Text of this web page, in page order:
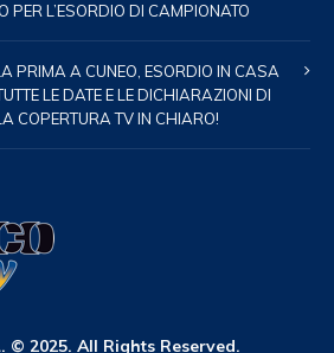
PER L’ESORDIO DI CAMPIONATO
PRIMA A CUNEO, ESORDIO IN CASA
LE DATE E LE DICHIARAZIONI DI
COPERTURA TV IN CHIARO!
© 2025. All Rights Reserved.